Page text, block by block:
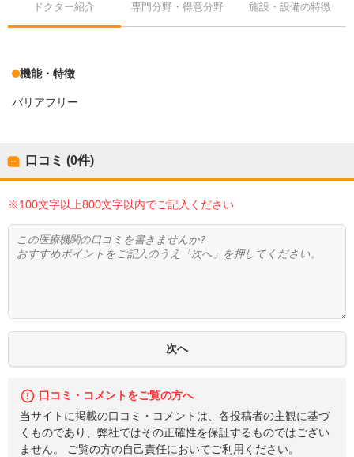
ドクター紹介 専門分野・得意分野 施設・設備の特徴
機能・特徴
バリアフリー
口コミ (0件)
※100文字以上800文字以内でご記入ください
口コミ・コメントをご覧の方へ
当サイトに掲載の口コミ・コメントは、各投稿者の主観に基づ
くものであり、弊社ではその正確性を保証するものではござい
ません。 ご覧の方の自己責任においてご利用ください。